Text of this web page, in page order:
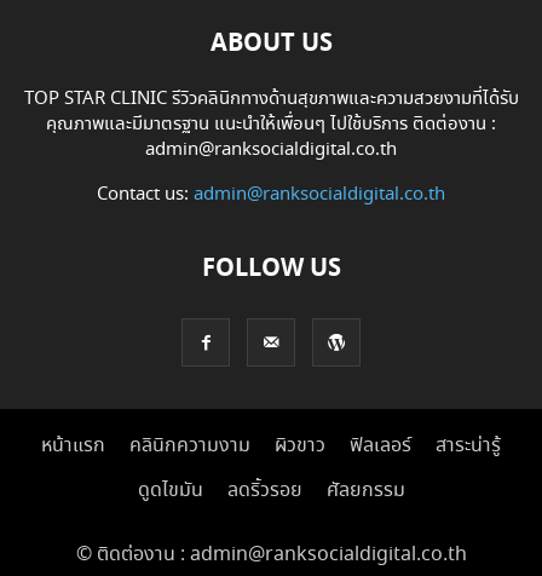
ABOUT US
TOP STAR CLINIC รีวิวคลินิกทางด้านสุขภาพและความสวยงามที่ได้รับ
คุณภาพและมีมาตรฐาน แนะนำให้เพื่อนๆ ไปใช้บริการ ติดต่องาน :
admin@ranksocialdigital.co.th
Contact us: admin@ranksocialdigital.co.th
FOLLOW US
หน้าแรก คลินิกความงาม ผิวขาว ฟิลเลอร์
สาระน่ารู้
ดูดไขมัน
ลดริ้วรอย ศัลยกรรม
© ติดต่องาน : admin@ranksocialdigital.co.th